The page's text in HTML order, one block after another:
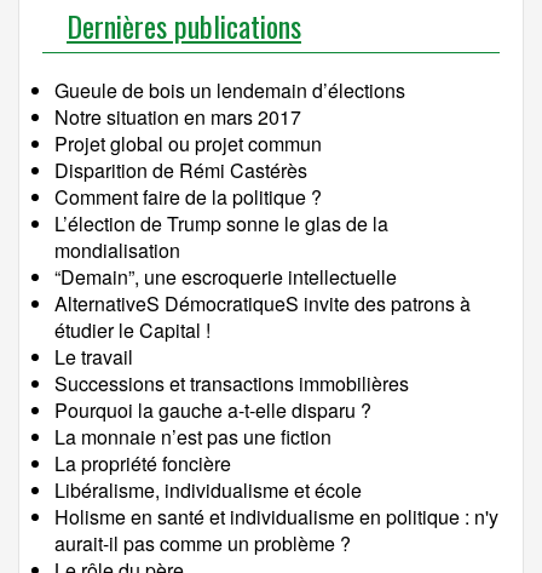
Dernières publications
Gueule de bois un lendemain d’élections
Notre situation en mars 2017
Projet global ou projet commun
Disparition de Rémi Castérès
Comment faire de la politique ?
L’élection de Trump sonne le glas de la
mondialisation
“Demain”, une escroquerie intellectuelle
AlternativeS DémocratiqueS invite des patrons à
étudier le Capital !
Le travail
Successions et transactions immobilières
Pourquoi la gauche a-t-elle disparu ?
La monnaie n’est pas une fiction
La propriété foncière
Libéralisme, individualisme et école
Holisme en santé et individualisme en politique : n'y
aurait-il pas comme un problème ?